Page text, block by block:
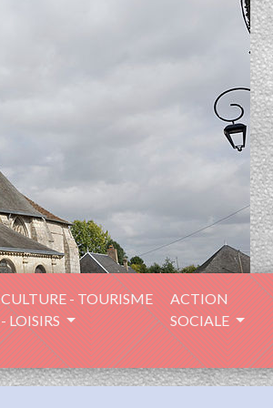
CULTURE - TOURISME
- LOISIRS
ACTION
SOCIALE